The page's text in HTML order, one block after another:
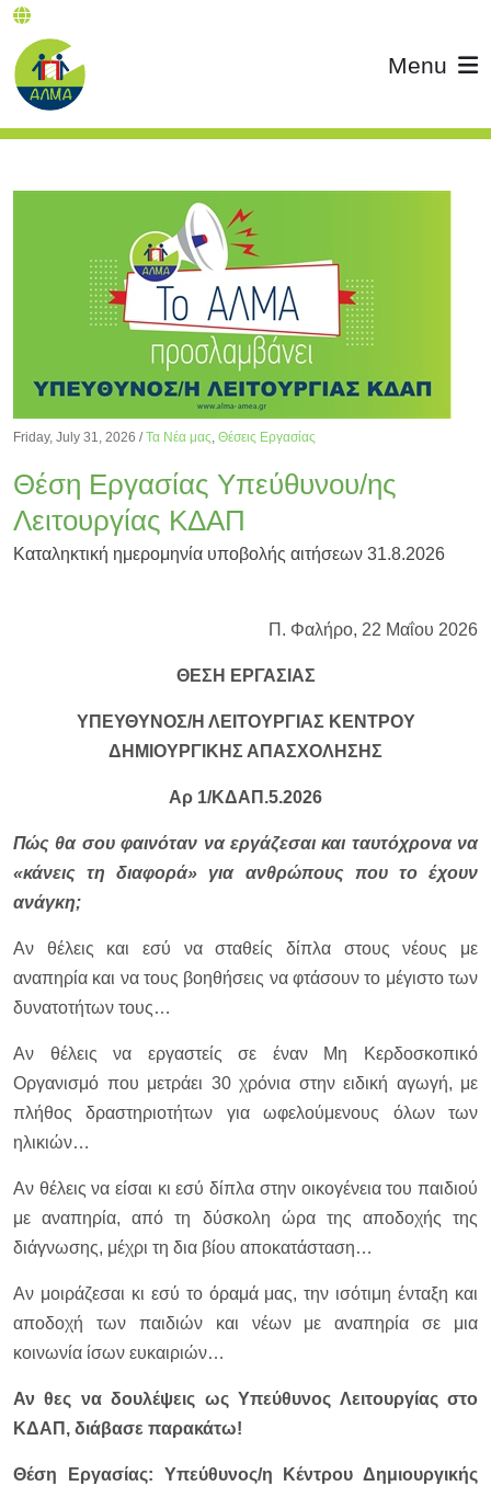
Menu
Friday, July 31, 2026 /Τα Νέα μας, Θέσεις Εργασίας
Θέση Εργασίας Υπεύθυνου/ης
Λειτουργίας ΚΔΑΠ
Καταληκτική ημερομηνία υποβολής αιτήσεων 31.8.2026
Π. Φαλήρο, 22 Μαΐου 2026
ΘΕΣΗ ΕΡΓΑΣΙΑΣ
ΥΠΕΥΘΥΝΟΣ/Η ΛΕΙΤΟΥΡΓΙΑΣ ΚΕΝΤΡΟΥ
ΔΗΜΙΟΥΡΓΙΚΗΣ ΑΠΑΣΧΟΛΗΣΗΣ
Αρ 1/ΚΔΑΠ.5.2026
Πώς θα σου φαινόταν να εργάζεσαι και ταυτόχρονα να
«κάνεις τη διαφορά» για ανθρώπους που το έχουν
ανάγκη;
Αν θέλεις και εσύ να σταθείς δίπλα στους νέους με
αναπηρία και να τους βοηθήσεις να φτάσουν το μέγιστο των
δυνατοτήτων τους…
Αν θέλεις να εργαστείς σε έναν Μη Κερδοσκοπικό
Οργανισμό που μετράει 30 χρόνια στην ειδική αγωγή, με
πλήθος δραστηριοτήτων για ωφελούμενους όλων των
ηλικιών…
Αν θέλεις να είσαι κι εσύ δίπλα στην οικογένεια του παιδιού
με αναπηρία, από τη δύσκολη ώρα της αποδοχής της
διάγνωσης, μέχρι τη δια βίου αποκατάσταση…
Αν μοιράζεσαι κι εσύ το όραμά μας, την ισότιμη ένταξη και
αποδοχή των παιδιών και νέων με αναπηρία σε μια
κοινωνία ίσων ευκαιριών…
Αν θες να δουλέψεις ως Υπεύθυνος Λειτουργίας στο
ΚΔΑΠ, διάβασε παρακάτω!
Θέση Εργασίας: Υπεύθυνος/η Κέντρου Δημιουργικής